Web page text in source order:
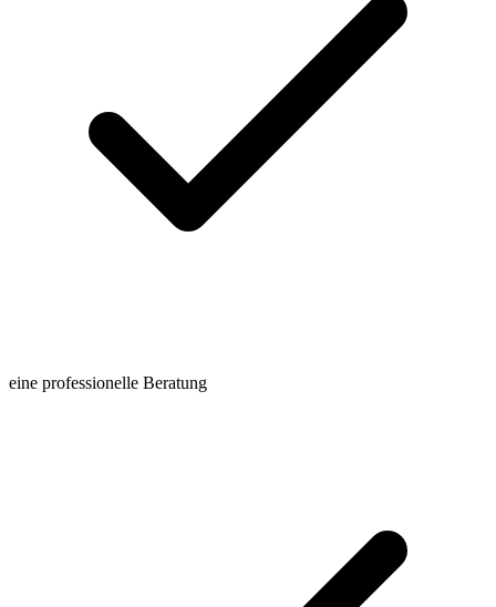
eine professionelle Beratung